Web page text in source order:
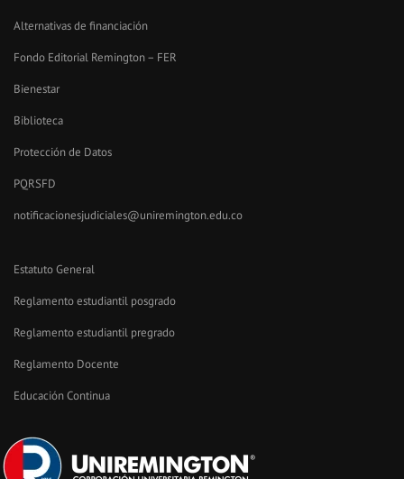
Alternativas de financiación
Fondo Editorial Remington – FER
Bienestar
Biblioteca
Protección de Datos
PQRSFD
notificacionesjudiciales@uniremington.edu.co
Estatuto General
Reglamento estudiantil posgrado
Reglamento estudiantil pregrado
Reglamento Docente
Educación Continua